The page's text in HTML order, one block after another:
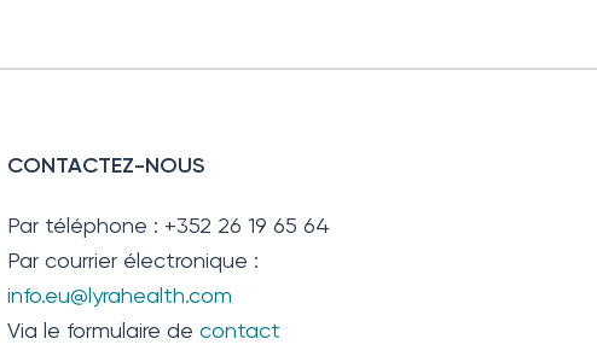
CONTACTEZ-NOUS
Par téléphone : +352 26 19 65 64
Par courrier électronique :
info.eu@lyrahealth.com
Via le formulaire decontact